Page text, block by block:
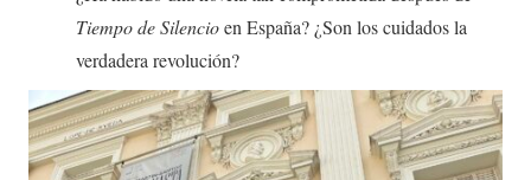
Tiempo de Silencioen España? ¿Son los cuidados la
verdadera revolución?